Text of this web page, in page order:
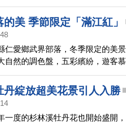
，以及美麗風景，一起去看看。
美 季節限定「滿江紅」
仁愛鄉武界部落，冬季限定的美
自然的調色盤，五彩繽紛，遊客
導手機拍攝的技巧，讓武界吊橋
丹綻放超美花景引人入勝
一度的杉林溪牡丹花也開始盛開